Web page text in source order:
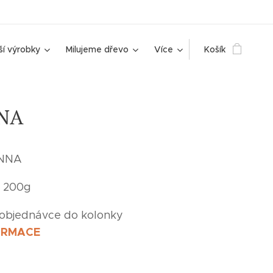
výrobky Milujeme dřevo Více Košík
200g
do kolonky